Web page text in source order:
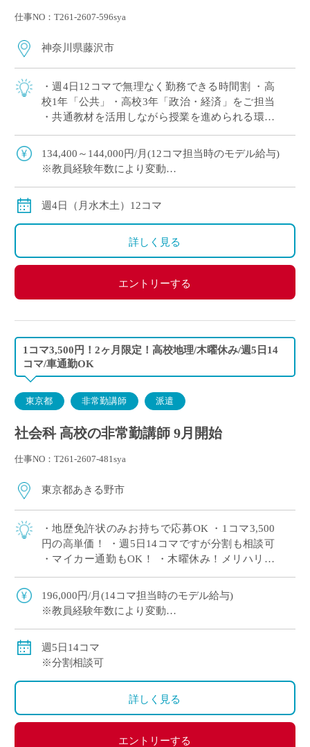
仕事NO：T261-2607-596sya
神奈川県藤沢市
・週4日12コマで無理なく勤務できる時間割 ・高
校1年「公共」・高校3年「政治・経済」をご担当
・共通教材を活用しながら授業を進められる環境
・大学附属校ならではの落ち着いた […]
134,400～144,000円/月(12コマ担当時のモデル給与)
※教員経験年数により変動
週4日（月水木土）12コマ
詳しく見る
エントリーする
1コマ3,500円！2ヶ月限定！高校地理/木曜休み/週5日14
コマ/車通勤OK
東京都 非常勤講師 派遣
社会科 高校の非常勤講師 9月開始
仕事NO：T261-2607-481sya
東京都あきる野市
・地歴免許状のみお持ちで応募OK ・1コマ3,500
円の高単価！ ・週5日14コマですが分割も相談可
・マイカー通勤もOK！ ・木曜休み！メリハリを
すが、状況により更新の可 […]
196,000円/月(14コマ担当時のモデル給与)
※教員経験年数により変動
週5日14コマ
※分割相談可
詳しく見る
エントリーする